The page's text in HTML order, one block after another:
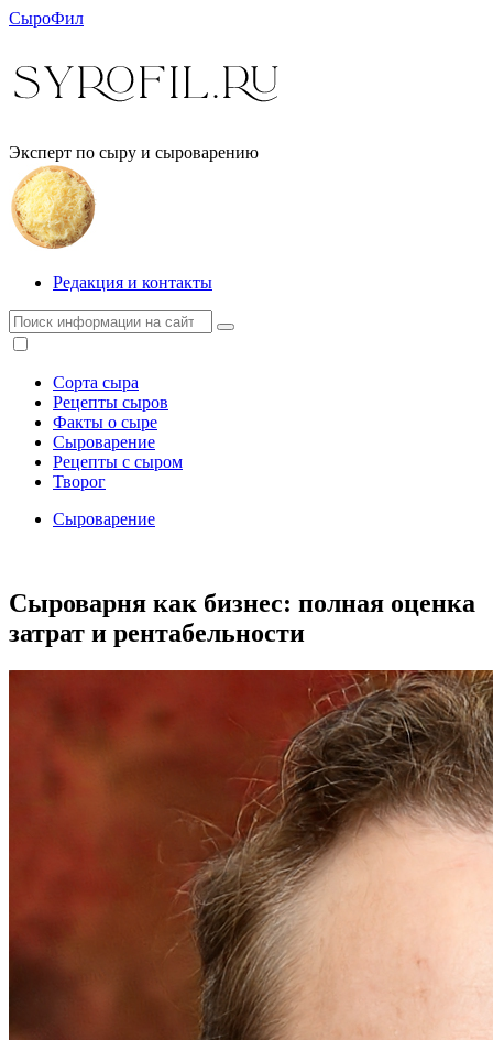
СыроФил
Эксперт по сыру и сыроварению
Редакция и контакты
Сорта сыра
Рецепты сыров
Факты о сыре
Сыроварение
Рецепты с сыром
Творог
Сыроварение
Сыроварня как бизнес: полная оценка
затрат и рентабельности